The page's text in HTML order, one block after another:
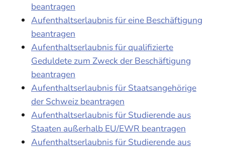
beantragen
Aufenthaltserlaubnis für eine Beschäftigung
beantragen
Aufenthaltserlaubnis für qualifizierte
Geduldete zum Zweck der Beschäftigung
beantragen
Aufenthaltserlaubnis für Staatsangehörige
der Schweiz beantragen
Aufenthaltserlaubnis für Studierende aus
Staaten außerhalb EU/EWR beantragen
Aufenthaltserlaubnis für Studierende aus